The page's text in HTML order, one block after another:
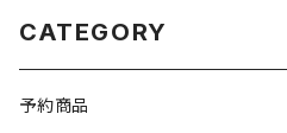
CATEGORY
予約商品